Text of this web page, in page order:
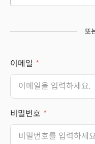
또
이메일
비밀번호